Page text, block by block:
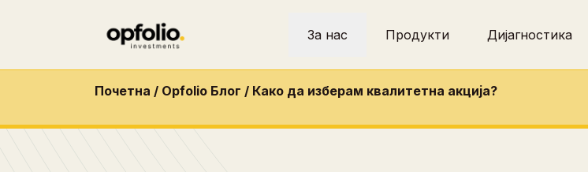
За нас Продукти Дијагностика
Почетна / Opfolio Блог / Како да изберам квалитетна акција?